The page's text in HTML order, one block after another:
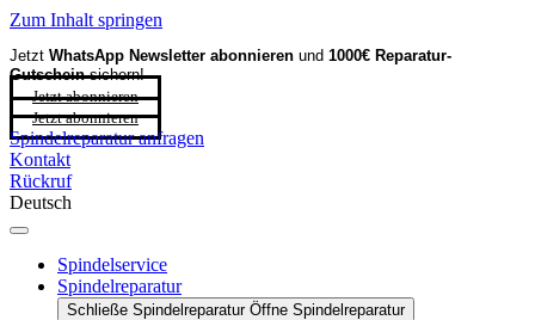
Zum Inhalt springen
Jetzt WhatsApp Newsletter abonnieren und 1000€ Reparatur-
Gutscheinsichern!
Jetzt abonnieren
Jetzt abonnieren
Spindelreparatur anfragen
Kontakt
Rückruf
Deutsch
Spindelservice
Spindelreparatur
Schließe Spindelreparatur Öffne Spindelreparatur